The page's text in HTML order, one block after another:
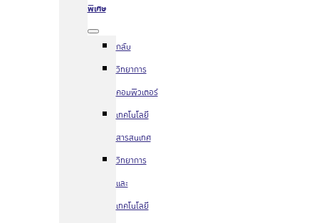
พิเศษ
กลับ
วิทยาการ
คอมพิวเตอร์
เทคโนโลยี
สารสนเทศ
วิทยาการ
และ
เทคโนโลยี